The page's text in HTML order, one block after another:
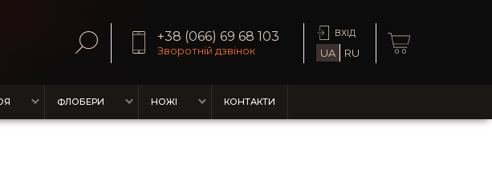
+38 (066) 69 68 103
Зворотній дзвінок
ВХІД
UA RU
ФЛОБЕРИ НОЖІ КОНТАКТИ